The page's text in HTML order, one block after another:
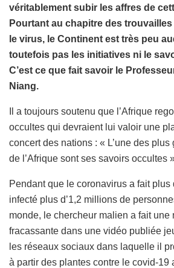
véritablement subir les affres de
Pourtant au chapitre des
le virus, le Continent est très peu
toutefois pas les initiatives ni le
C’est ce que fait savoir le
Niang.
Il a toujours soutenu que l’Afrique
occultes qui devraient lui valoir une
concert des nations : « L’une des
de l’Afrique sont ses savoirs occultes
Pendant que le coronavirus a fait plus
infecté plus d’1,2 millions de
monde, le chercheur malien a fait une
fracassante dans une vidéo publiée
les réseaux sociaux dans laquelle il
à partir des plantes contre le covid-19